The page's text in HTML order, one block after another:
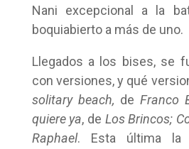
Nani excepcional a la
boquiabierto a más de uno.
Llegados a los bises, se
con versiones, y qué
solitary beach, deFranco
quiere ya, de Los Brincos;
Raphael. Esta última la